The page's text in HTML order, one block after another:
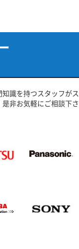
識を持つスタッフがス
非お気軽にご相談下さ